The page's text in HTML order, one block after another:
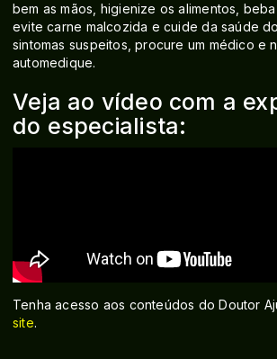
bem as mãos, higienize os alimentos,
evite carne malcozida e cuide da saúde
sintomas suspeitos, procure um médico e
automedique.
Veja ao vídeo com a
do especialista:
Tenha acesso aos conteúdos do Doutor
site.